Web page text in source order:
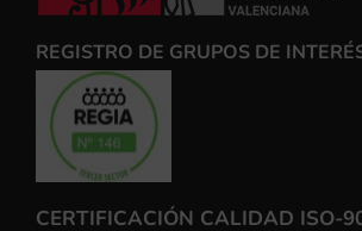
REGISTRO DE GRUPOS DE
CERTIFICACIÓN CALIDAD ISO-